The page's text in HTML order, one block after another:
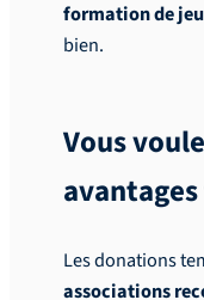
formation de
bien.
Vous
Les donations
associations